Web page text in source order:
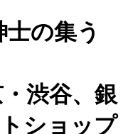
の集う
渋谷、銀
ショップ